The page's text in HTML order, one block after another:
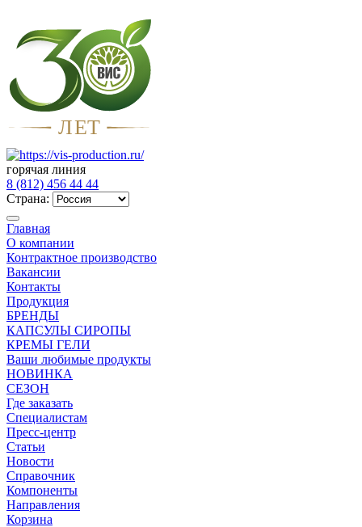
ЛЕТ
горячая линия
8 (812) 456 44 44
Страна:
Главная
О компании
Контрактное производство
Вакансии
Контакты
Продукция
БРЕНДЫ
КАПСУЛЫ СИРОПЫ
КРЕМЫ ГЕЛИ
Ваши любимые продукты
НОВИНКА
СЕЗОН
Где заказать
Специалистам
Пресс-центр
Статьи
Новости
Справочник
Компоненты
Направления
Корзина